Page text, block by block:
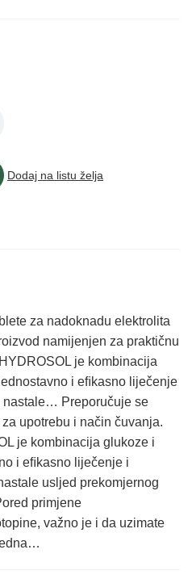
Dodaj na listu želja
za nadoknadu elektrolita
namijenjen za praktičnu
je kombinacija
i eﬁkasno liječenje
nastale… Preporučuje se
upotrebu i način čuvanja.
je kombinacija glukoze i
i eﬁkasno liječenje i
usljed prekomjernog
primjene
važno je i da uzimate